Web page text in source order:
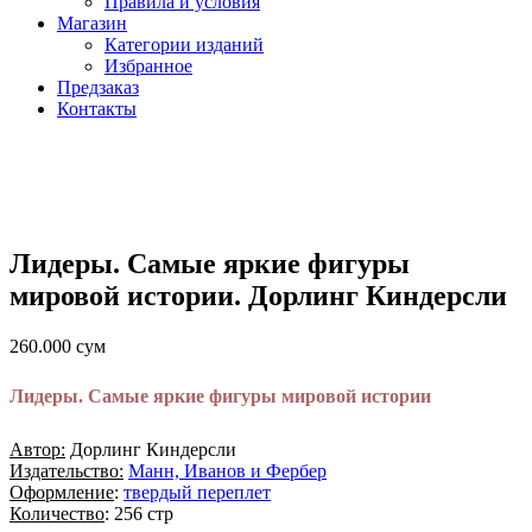
Магазин
Категории изданий
Избранное
Предзаказ
Контакты
Лидеры. Самые яркие фигуры
мировой истории. Дорлинг Киндерсли
260.000 сум
Лидеры. Самые яркие фигуры мировой истории
Автор: Дорлинг Киндерсли
Издательство: Манн, Иванов и Фербер
Оформление: твердый переплет
Количество: 256 стр